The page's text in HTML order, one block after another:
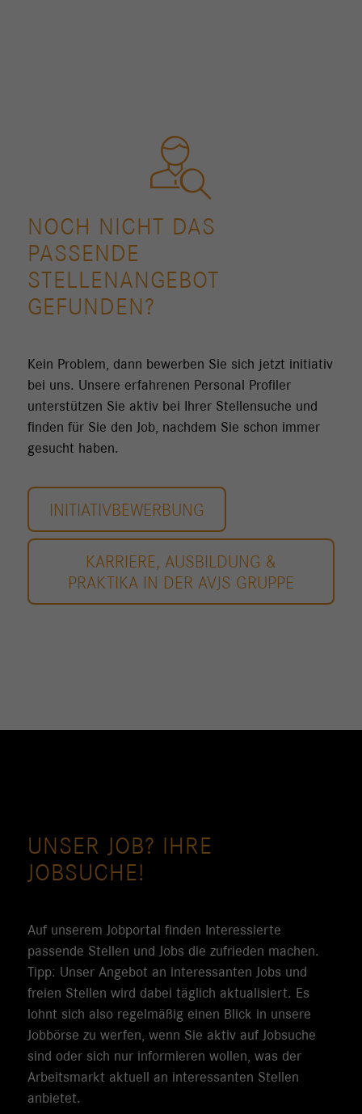
NOCH NICHT DAS
PASSENDE
STELLENANGEBOT
GEFUNDEN?
Kein Problem, dann bewerben Sie sich jetzt initiativ
bei uns. Unsere erfahrenen Personal Profiler
unterstützen Sie aktiv bei Ihrer Stellensuche und
finden für Sie den Job, nachdem Sie schon immer
gesucht haben.
INITIATIVBEWERBUNG
KARRIERE, AUSBILDUNG &
PRAKTIKA IN DER AVJS GRUPPE
UNSER JOB? IHRE
JOBSUCHE!
Auf unserem Jobportal finden Interessierte
passende Stellen und Jobs die zufrieden machen.
Tipp: Unser Angebot an interessanten Jobs und
freien Stellen wird dabei täglich aktualisiert. Es
lohnt sich also regelmäßig einen Blick in unsere
Jobbörse zu werfen, wenn Sie aktiv auf Jobsuche
sind oder sich nur informieren wollen, was der
Arbeitsmarkt aktuell an interessanten Stellen
anbietet.